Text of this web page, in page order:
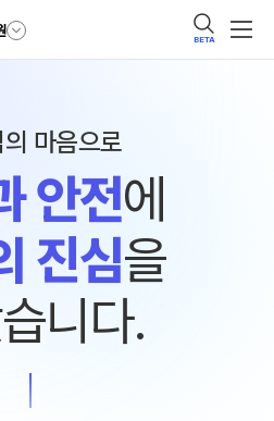
BETA
마음으로
안전에
진심을
니다.